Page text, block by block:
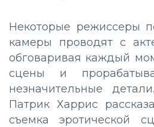
Некоторые режиссеры
камеры проводят с
обговаривая каждый
сцены и
незначительные
Патрик Харрис
съемка эротической